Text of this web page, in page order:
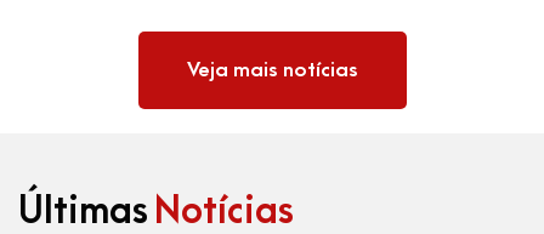
Veja mais notícias
Últimas Notícias